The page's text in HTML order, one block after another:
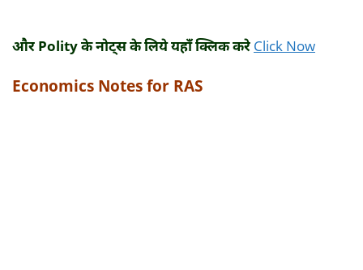
और Polity के नोट्स के लिये यहाँ क्लिक करे Click Now
Economics Notes for RAS